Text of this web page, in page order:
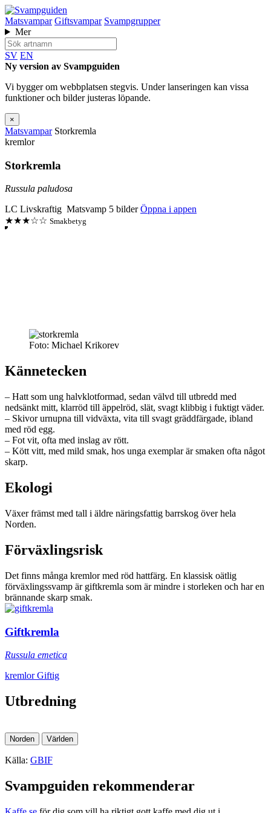
Matsvampar Giftsvampar Svampgrupper
Mer
SV EN
Ny version av Svampguiden
Vi bygger om webbplatsen stegvis. Under lanseringen kan vissa
funktioner och bilder justeras löpande.
×
Matsvampar Storkremla
kremlor
Storkremla
Russula paludosa
LC Livskraftig Matsvamp 5 bilder Öppna i appen
★★★☆☆ Smakbetyg
Foto: Michael Krikorev
Kännetecken
– Hatt som ung halvklotformad, sedan välvd till utbredd med
nedsänkt mitt, klarröd till äppelröd, slät, svagt klibbig i fuktigt väder.
– Skivor urnupna till vidväxta, vita till svagt gräddfärgade, ibland
med röd egg.
– Fot vit, ofta med inslag av rött.
– Kött vitt, med mild smak, hos unga exemplar är smaken ofta något
skarp.
Ekologi
Växer främst med tall i äldre näringsfattig barrskog över hela
Norden.
Förväxlingsrisk
Det finns många kremlor med röd hattfärg. En klassisk oätlig
förväxlingssvamp är giftkremla som är mindre i storleken och har en
brännande skarp smak.
Giftkremla
Russula emetica
kremlor Giftig
Utbredning
Norden Världen
Källa: GBIF
Svampguiden rekommenderar